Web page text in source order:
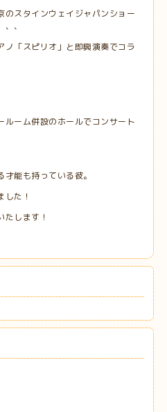
のスタインウェイジャパンショー
、
ノ「スピリオ」と即興演奏でコラ
ルーム併設のホールでコンサート
能も持っている彼。
た！
します！